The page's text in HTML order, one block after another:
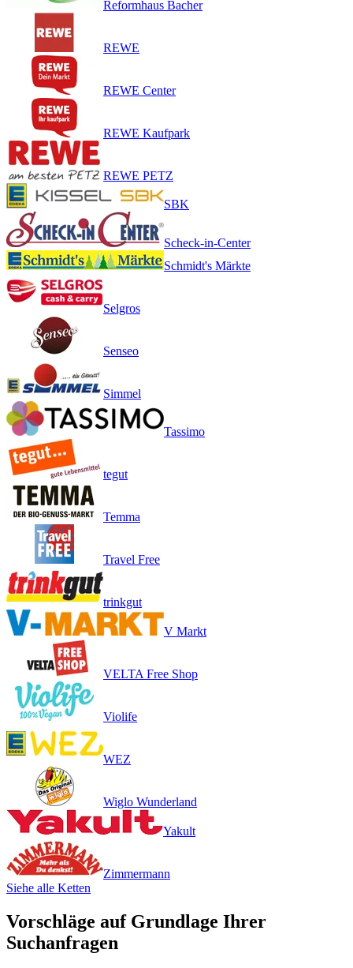
Reformhaus Bacher
REWE
REWE Center
REWE Kaufpark
REWE PETZ
SBK
Scheck-in-Center
Schmidt's Märkte
Selgros
Senseo
Simmel
Tassimo
tegut
Temma
Travel Free
trinkgut
V Markt
VELTA Free Shop
Violife
WEZ
Wiglo Wunderland
Yakult
Zimmermann
Siehe alle Ketten
Vorschläge auf Grundlage Ihrer
Suchanfragen